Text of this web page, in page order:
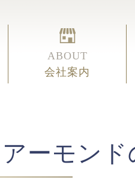
ABOUT
会社案内
ーモン